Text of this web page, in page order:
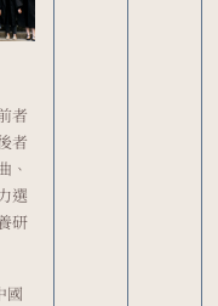
者
者
、
選
研
國